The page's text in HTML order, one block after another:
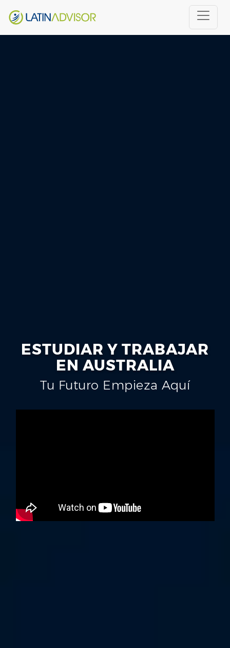
ESTUDIAR Y TRABAJAR
EN AUSTRALIA
Tu Futuro Empieza Aquí